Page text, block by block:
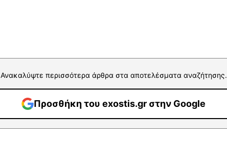
Ανακαλύψτε περισσότερα άρθρα στα αποτελέσματα αναζήτησης.
Προσθήκη του exostis.gr στην Google